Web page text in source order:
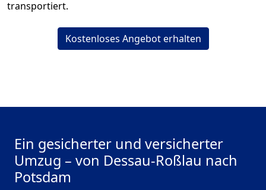
transportiert.
Kostenloses Angebot erhalten
Ein gesicherter und versicherter
Umzug – von Dessau-Roßlau nach
Potsdam